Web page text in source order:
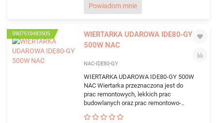
Powiadom mnie
5907510483505
WIERTARKA UDAROWA IDE80-GY
500W NAC
NAC-IDE80-GY
WIERTARKA UDAROWA IDE80-GY 500W
NAC Wiertarka przeznaczona jest do
prac remontowych, lekkich prac
budowlanych oraz prac remontowo-..